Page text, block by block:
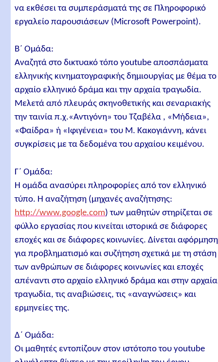
να εκθέσει τα συμπεράσματά της σε Πληροφορικό
εργαλείο παρουσιάσεων (Microsoft Powerpoint).
Β΄ Ομάδα:
Αναζητά στο δικτυακό τόπο youtube αποσπάσματα
ελληνικής κινηματογραφικής δημιουργίας με θέμα το
αρχαίο ελληνικό δράμα και την αρχαία τραγωδία.
Μελετά από πλευράς σκηνοθετικής και σεναριακής
την ταινία π.χ.«Αντιγόνη» του Τζαβέλα , «Μήδεια»,
«Φαίδρα» ή «Ιφιγένεια» του Μ. Κακογιάννη, κάνει
συγκρίσεις με τα δεδομένα του αρχαίου κειμένου.
Γ΄ Ομάδα:
Η ομάδα ανασύρει πληροφορίες από τον ελληνικό
τύπο. Η αναζήτηση (μηχανές αναζήτησης:
http://www.google.com) των μαθητών στηρίζεται σε
φύλλο εργασίας που κινείται ιστορικά σε διάφορες
εποχές και σε διάφορες κοινωνίες. Δίνεται αφόρμηση
για προβληματισμό και συζήτηση σχετικά με τη στάση
των ανθρώπων σε διάφορες κοινωνίες και εποχές
απέναντι στο αρχαίο ελληνικό δράμα και στην αρχαία
τραγωδία, τις αναβιώσεις, τις «αναγνώσεις» και
ερμηνείες της.
Δ΄ Ομάδα:
Οι μαθητές εντοπίζουν στον ιστότοπο του youtube